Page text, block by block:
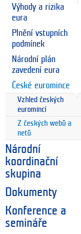
Výhody a rizika
eura
Plnění vstupních
podmínek
Národní plán
zavedení eura
České euromince
Vzhled českých
euromincí
Z českých webů a
netů
Národní
koordinační
skupina
Dokumenty
Konference a
semináře